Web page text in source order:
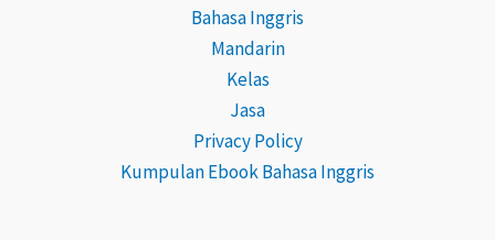
Bahasa Inggris
Mandarin
Kelas
Jasa
Privacy Policy
Kumpulan Ebook Bahasa Inggris